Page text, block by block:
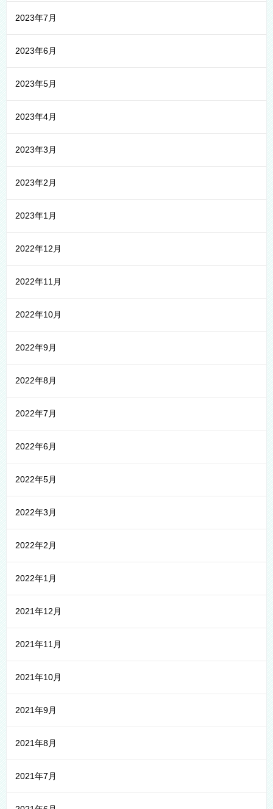
2023年7月
2023年6月
2023年5月
2023年4月
2023年3月
2023年2月
2023年1月
2022年12月
2022年11月
2022年10月
2022年9月
2022年8月
2022年7月
2022年6月
2022年5月
2022年3月
2022年2月
2022年1月
2021年12月
2021年11月
2021年10月
2021年9月
2021年8月
2021年7月